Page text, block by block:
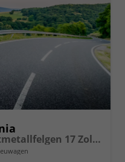
2.0 TDI 110 kW DSG Leichtmetallfelgen 17 Zoll, Markise mit Schiene und Gehäuse links, 5 Sitze, Klima, Jahre Werksgarantie,